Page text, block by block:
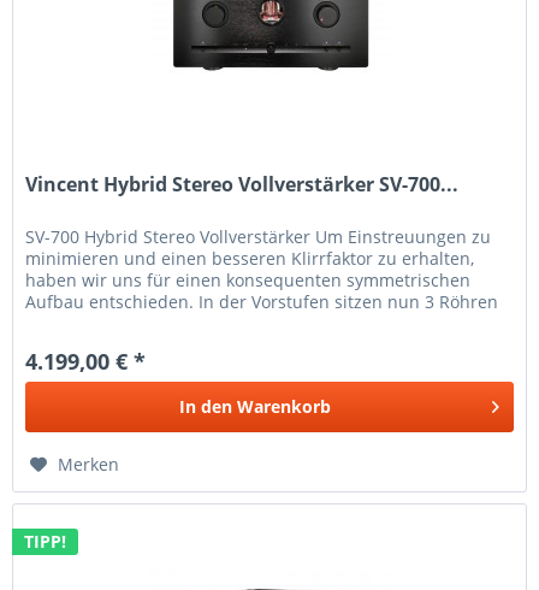
Vincent Hybrid Stereo Vollverstärker SV-700...
SV-700 Hybrid Stereo Vollverstärker Um Einstreuungen zu
minimieren und einen besseren Klirrfaktor zu erhalten,
haben wir uns für einen konsequenten symmetrischen
Aufbau entschieden. In der Vorstufen sitzen nun 3 Röhren
4.199,00 € *
In den Warenkorb
Merken
TIPP!